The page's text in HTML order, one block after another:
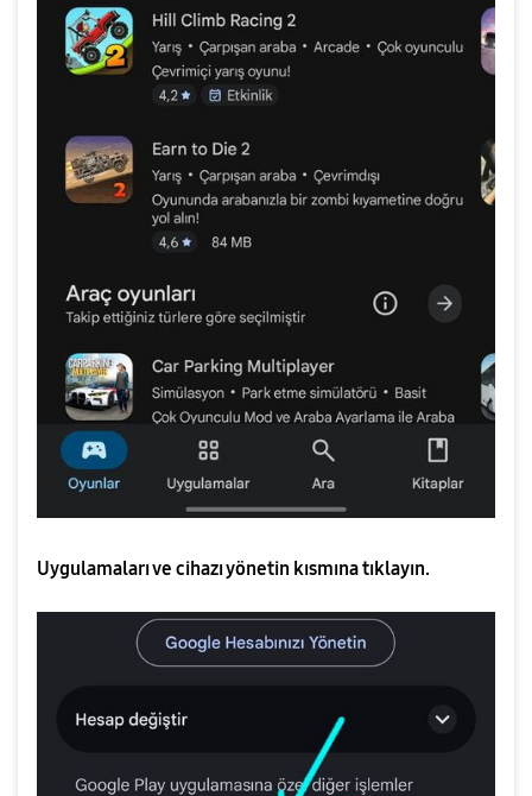
Uygulamaları ve cihazı yönetin kısmına tıklayın.